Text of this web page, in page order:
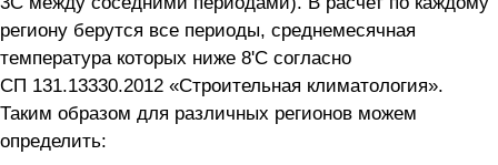
региону берутся все периоды, среднемесячная
температура которых ниже 8'С согласно
СП 131.13330.2012 «Строительная климатология».
Таким образом для различных регионов можем
определить: